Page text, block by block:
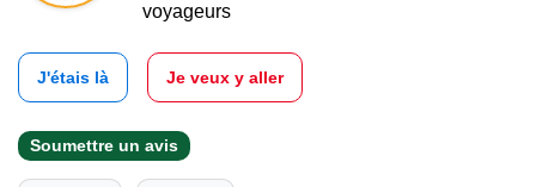
voyageurs
J'étais là Je veux y aller
Soumettre un avis